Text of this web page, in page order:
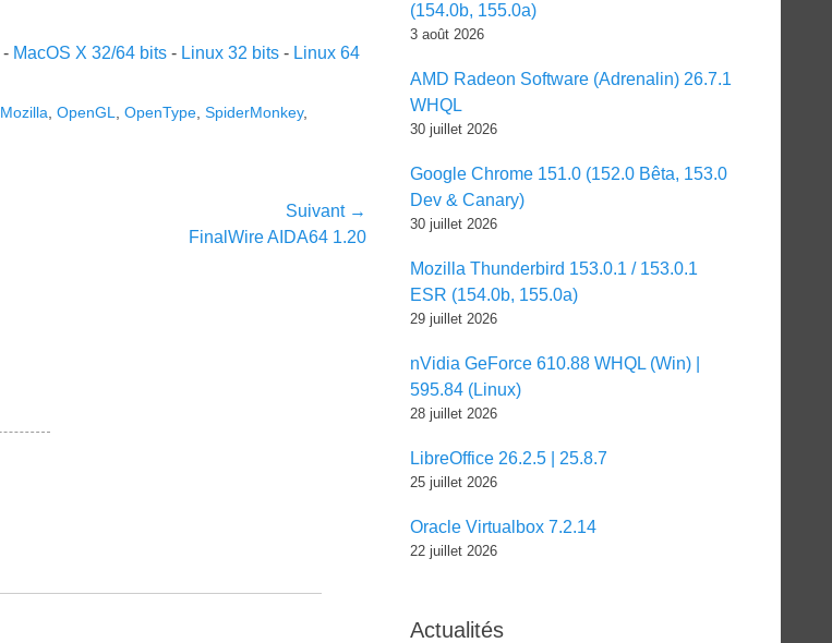
- MacOS X 32/64 bits - Linux 32 bits - Linux 64
Mozilla OpenGL OpenType SpiderMonkey,
Suivant →
FinalWire AIDA64 1.20
(154.0b, 155.0a)
3 août 2026
AMD Radeon Software (Adrenalin) 26.7.1
WHQL
30 juillet 2026
Google Chrome 151.0 (152.0 Bêta, 153.0
Dev & Canary)
30 juillet 2026
Mozilla Thunderbird 153.0.1 / 153.0.1
ESR (154.0b, 155.0a)
29 juillet 2026
nVidia GeForce 610.88 WHQL (Win) |
595.84 (Linux)
28 juillet 2026
LibreOffice 26.2.5 | 25.8.7
25 juillet 2026
Oracle Virtualbox 7.2.14
22 juillet 2026
Actualités